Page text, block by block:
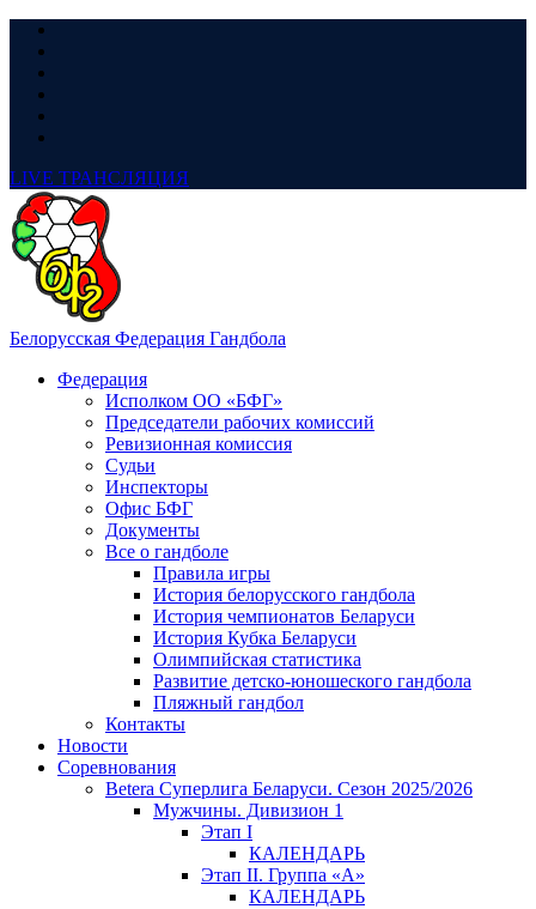
LIVE ТРАНСЛЯЦИЯ
Белорусская Федерация Гандбола
Федерация
Исполком ОО «БФГ»
Председатели рабочих комиссий
Ревизионная комиссия
Судьи
Инспекторы
Офис БФГ
Документы
Все о гандболе
Правила игры
История белорусского гандбола
История чемпионатов Беларуси
История Кубка Беларуси
Олимпийская статистика
Развитие детско-юношеского гандбола
Пляжный гандбол
Контакты
Новости
Соревнования
Betera Суперлига Беларуси. Сезон 2025/2026
Мужчины. Дивизион 1
Этап I
КАЛЕНДАРЬ
Этап II. Группа «А»
КАЛЕНДАРЬ